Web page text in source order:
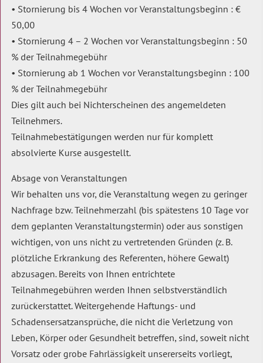
• Stornierung bis 4 Wochen vor Veranstaltungsbeginn : €
50,00
• Stornierung 4 – 2 Wochen vor Veranstaltungsbeginn : 50
% der Teilnahmegebühr
• Stornierung ab 1 Wochen vor Veranstaltungsbeginn : 100
% der Teilnahmegebühr
Dies gilt auch bei Nichterscheinen des angemeldeten
Teilnehmers.
Teilnahmebestätigungen werden nur für komplett
absolvierte Kurse ausgestellt.
Absage von Veranstaltungen
Wir behalten uns vor, die Veranstaltung wegen zu geringer
Nachfrage bzw. Teilnehmerzahl (bis spätestens 10 Tage vor
dem geplanten Veranstaltungstermin) oder aus sonstigen
wichtigen, von uns nicht zu vertretenden Gründen (z. B.
plötzliche Erkrankung des Referenten, höhere Gewalt)
abzusagen. Bereits von Ihnen entrichtete
Teilnahmegebühren werden Ihnen selbstverständlich
zurückerstattet. Weitergehende Haftungs- und
Schadensersatzansprüche, die nicht die Verletzung von
Leben, Körper oder Gesundheit betreffen, sind, soweit nicht
Vorsatz oder grobe Fahrlässigkeit unsererseits vorliegt,